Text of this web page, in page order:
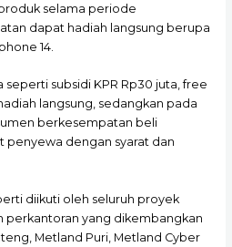
selama periode
dapat hadiah langsung berupa
14.
seperti subsidi KPR Rp30 juta, free
langsung, sedangkan pada
berkesempatan beli
penyewa dengan syarat dan
diikuti oleh seluruh proyek
perkantoran yang dikembangkan
Metland Puri, Metland Cyber